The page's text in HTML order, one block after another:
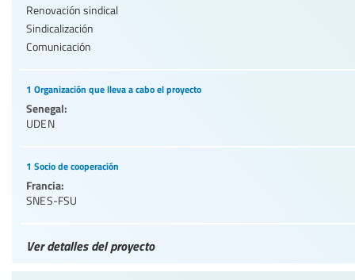
Renovación sindical
Sindicalización
Comunicación
1 Organización que lleva a cabo el proyecto
Senegal:
UDEN
1 Socio de cooperación
Francia:
SNES-FSU
Ver detalles del proyecto